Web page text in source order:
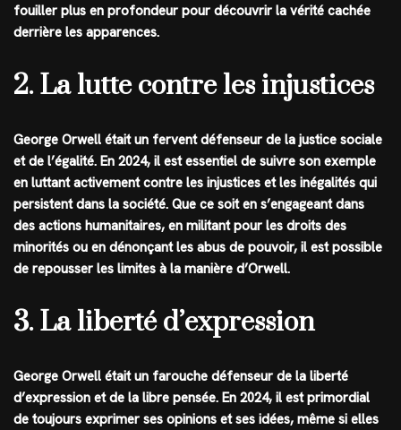
fouiller plus en profondeur pour découvrir la vérité cachée
derrière les apparences.
2. La lutte contre les injustices
George Orwell était un fervent défenseur de la justice sociale
et de l’égalité. En 2024, il est essentiel de suivre son exemple
en luttant activement contre les injustices et les inégalités qui
persistent dans la société. Que ce soit en s’engageant dans
des actions humanitaires, en militant pour les droits des
minorités ou en dénonçant les abus de pouvoir, il est possible
de repousser les limites à la manière d’Orwell.
3. La liberté d’expression
George Orwell était un farouche défenseur de la liberté
d’expression et de la libre pensée. En 2024, il est primordial
de toujours exprimer ses opinions et ses idées, même si elles